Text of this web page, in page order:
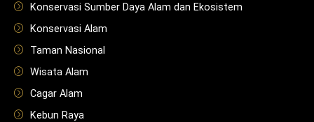
Konservasi Sumber Daya Alam dan Ekosistem
Konservasi Alam
Taman Nasional
Wisata Alam
Cagar Alam
Kebun Raya